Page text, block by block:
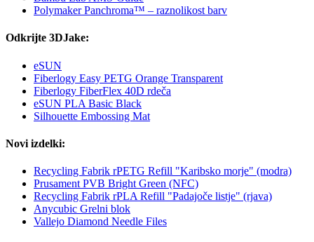
Polymaker Panchroma™ – raznolikost barv
Odkrijte 3DJake:
eSUN
Fiberlogy Easy PETG Orange Transparent
Fiberlogy FiberFlex 40D rdeča
eSUN PLA Basic Black
Silhouette Embossing Mat
Novi izdelki:
Recycling Fabrik rPETG Refill "Karibsko morje" (modra)
Prusament PVB Bright Green (NFC)
Recycling Fabrik rPLA Refill "Padajoče listje" (rjava)
Anycubic Grelni blok
Vallejo Diamond Needle Files